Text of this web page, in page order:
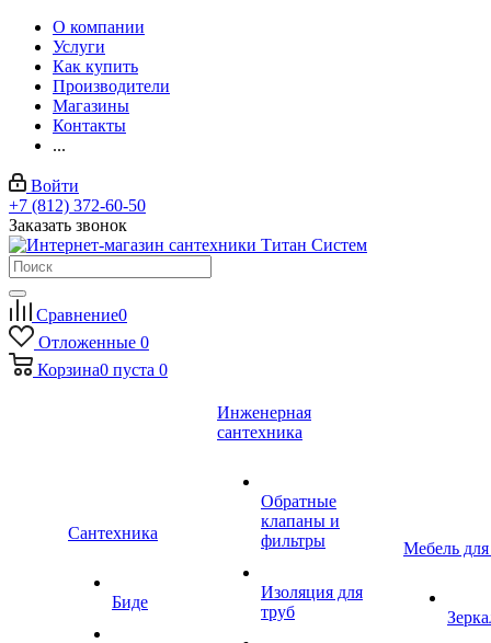
О компании
Услуги
Как купить
Производители
Магазины
Контакты
...
Войти
+7 (812) 372-60-50
Заказать звонок
Сравнение0
Отложенные 0
Корзина0 пуста 0
Сантехника
Биде
Инженерная
сантехника
Обратные
клапаны и
фильтры
Изоляция для
труб
Мебель